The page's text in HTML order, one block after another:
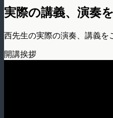
実際の講義、演奏
西先生の実際の演奏、講義を
開講挨拶